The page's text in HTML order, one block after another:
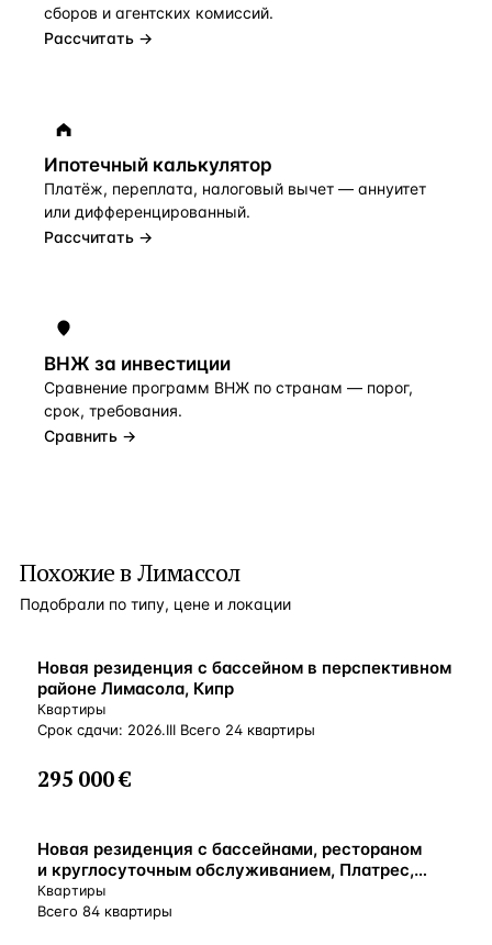
сборов и агентских комиссий.
Рассчитать →
Ипотечный калькулятор
Платёж, переплата, налоговый вычет — аннуитет
или дифференцированный.
Рассчитать →
ВНЖ за инвестиции
Сравнение программ ВНЖ по странам — порог,
срок, требования.
Сравнить →
Похожие в Лимассол
Подобрали по типу, цене и локации
ВНЖ
Новая резиденция с бассейном в перспективном
районе Лимасола, Кипр
Квартиры
Срок сдачи: 2026.III Всего 24 квартиры
295 000 €
ВНЖ
Новая резиденция с бассейнами, рестораном
и круглосуточным обслуживанием, Платрес,
Кипр
Квартиры
Всего 84 квартиры